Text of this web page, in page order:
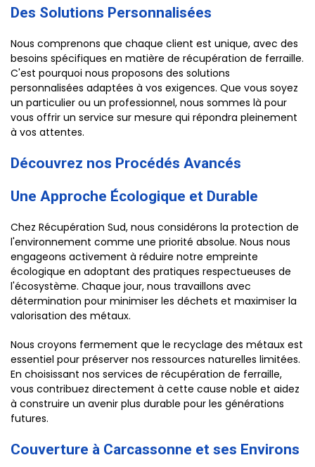
Des Solutions Personnalisées
Nous comprenons que chaque client est unique, avec des
besoins spécifiques en matière de récupération de ferraille.
C'est pourquoi nous proposons des solutions
personnalisées adaptées à vos exigences. Que vous soyez
un particulier ou un professionnel, nous sommes là pour
vous offrir un service sur mesure qui répondra pleinement
à vos attentes.
Découvrez nos Procédés Avancés
Une Approche Écologique et Durable
Chez Récupération Sud, nous considérons la protection de
l'environnement comme une priorité absolue. Nous nous
engageons activement à réduire notre empreinte
écologique en adoptant des pratiques respectueuses de
l'écosystème. Chaque jour, nous travaillons avec
détermination pour minimiser les déchets et maximiser la
valorisation des métaux.
Nous croyons fermement que le recyclage des métaux est
essentiel pour préserver nos ressources naturelles limitées.
En choisissant nos services de récupération de ferraille,
vous contribuez directement à cette cause noble et aidez
à construire un avenir plus durable pour les générations
futures.
Couverture à Carcassonne et ses Environs